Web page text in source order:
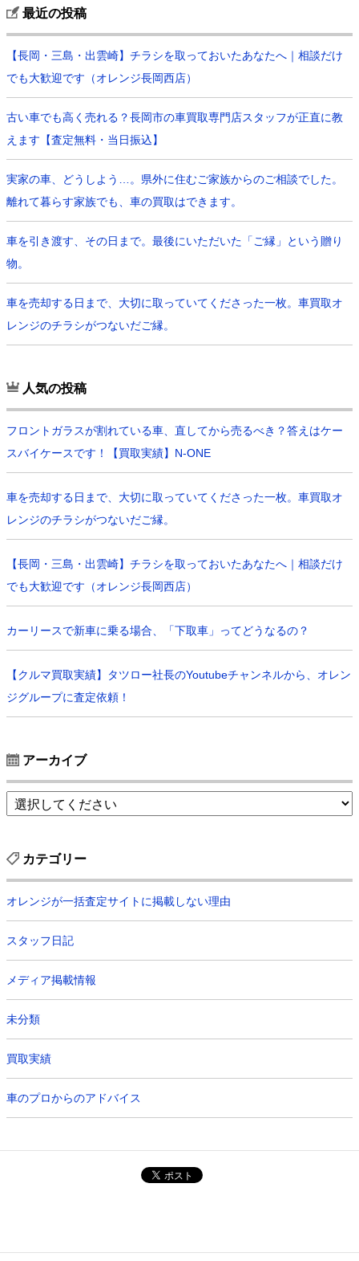
最近の投稿
【長岡・三島・出雲崎】チラシを取っておいたあなたへ｜相談だけ
でも大歓迎です（オレンジ長岡西店）
古い車でも高く売れる？長岡市の車買取専門店スタッフが正直に教
えます【査定無料・当日振込】
実家の車、どうしよう…。県外に住むご家族からのご相談でした。
離れて暮らす家族でも、車の買取はできます。
車を引き渡す、その日まで。最後にいただいた「ご縁」という贈り
物。
車を売却する日まで、大切に取っていてくださった一枚。車買取オ
レンジのチラシがつないだご縁。
人気の投稿
フロントガラスが割れている車、直してから売るべき？答えはケー
スバイケースです！【買取実績】N-ONE
車を売却する日まで、大切に取っていてくださった一枚。車買取オ
レンジのチラシがつないだご縁。
【長岡・三島・出雲崎】チラシを取っておいたあなたへ｜相談だけ
でも大歓迎です（オレンジ長岡西店）
カーリースで新車に乗る場合、「下取車」ってどうなるの？
【クルマ買取実績】タツロー社長のYoutubeチャンネルから、オレン
ジグループに査定依頼！
アーカイブ
カテゴリー
オレンジが一括査定サイトに掲載しない理由
スタッフ日記
メディア掲載情報
未分類
買取実績
車のプロからのアドバイス